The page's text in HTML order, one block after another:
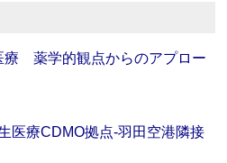
療 薬学的観点からのアプロー
医療CDMO拠点‐羽田空港隣接